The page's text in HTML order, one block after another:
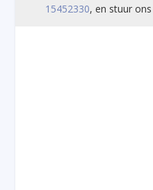
15452330, en stuur ons